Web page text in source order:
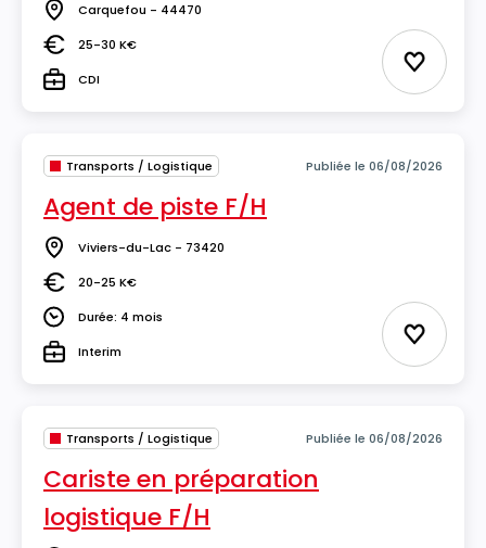
Lieu Carquefou - 44470
Salaire25-30 K€
TypeCDI Ajouter
Transports / Logistique Publiée le 06/08/2026
Agent de piste F/H
Lieu Viviers-du-Lac - 73420
Salaire20-25 K€
DuréeDurée: 4 mois
TypeInterim Ajouter
Transports / Logistique Publiée le 06/08/2026
Cariste en préparation
logistique F/H